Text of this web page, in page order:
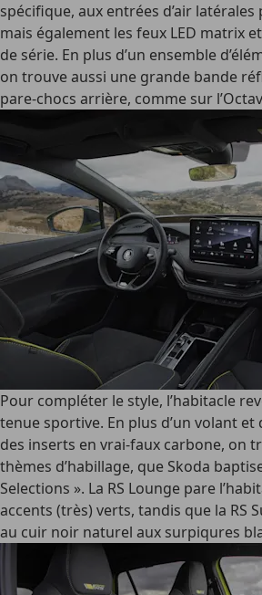
spécifique, aux entrées d’air
mais également les feux LED matrix
de série. En plus d’un ensemble
on trouve aussi une grande bande
pare-chocs arrière, comme sur
Pour compléter le style, l’habitacle
tenue sportive. En plus d’un volant
des inserts en vrai-faux carbone, on
thèmes d’habillage, que Skoda
Selections ». La RS Lounge pare
accents (très) verts, tandis que la RS
au cuir noir naturel aux surpiqures